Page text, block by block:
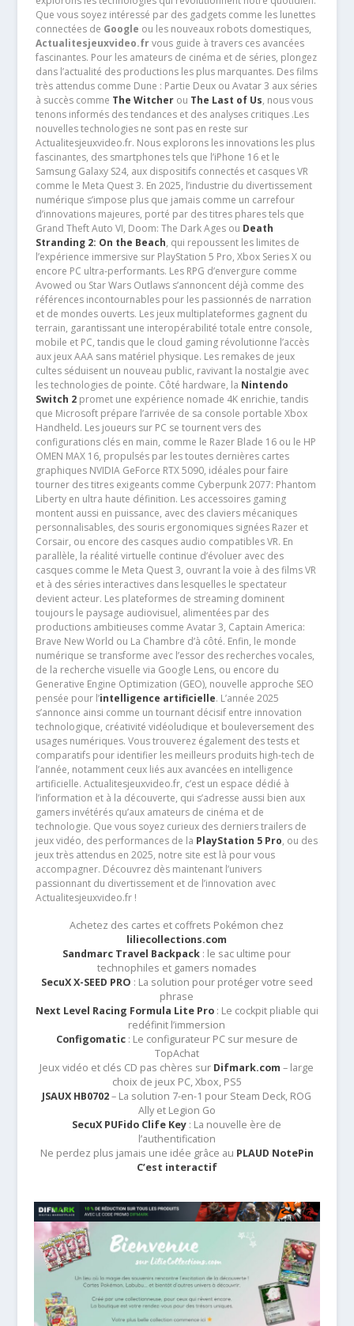
Que vous soyez intéressé par des gadgets comme les lunettes
connectées de Google ou les nouveaux robots domestiques,
Actualitesjeuxvideo.frvous guide à travers ces avancées
fascinantes. Pour les amateurs de cinéma et de séries, plongez
dans l’actualité des productions les plus marquantes. Des films
très attendus comme Dune : Partie Deux ou Avatar 3 aux séries
à succès comme The Witcherou The Last of Us, nous vous
tenons informés des tendances et des analyses critiques .Les
nouvelles technologies ne sont pas en reste sur
Actualitesjeuxvideo.fr. Nous explorons les innovations les plus
fascinantes, des smartphones tels que l’iPhone 16 et le
Samsung Galaxy S24, aux dispositifs connectés et casques VR
comme le Meta Quest 3. En 2025, l’industrie du divertissement
numérique s’impose plus que jamais comme un carrefour
d’innovations majeures, porté par des titres phares tels que
Grand Theft Auto VI, Doom: The Dark Ages ou Death
Stranding 2: On the Beach, qui repoussent les limites de
l’expérience immersive sur PlayStation 5 Pro, Xbox Series X ou
encore PC ultra-performants. Les RPG d’envergure comme
Avowed ou Star Wars Outlaws s’annoncent déjà comme des
références incontournables pour les passionnés de narration
et de mondes ouverts. Les jeux multiplateformes gagnent du
terrain, garantissant une interopérabilité totale entre console,
mobile et PC, tandis que le cloud gaming révolutionne l’accès
aux jeux AAA sans matériel physique. Les remakes de jeux
cultes séduisent un nouveau public, ravivant la nostalgie avec
les technologies de pointe. Côté hardware, la Nintendo
Switch 2promet une expérience nomade 4K enrichie, tandis
que Microsoft prépare l’arrivée de sa console portable Xbox
Handheld. Les joueurs sur PC se tournent vers des
configurations clés en main, comme le Razer Blade 16 ou le HP
OMEN MAX 16, propulsés par les toutes dernières cartes
graphiques NVIDIA GeForce RTX 5090, idéales pour faire
tourner des titres exigeants comme Cyberpunk 2077: Phantom
Liberty en ultra haute définition. Les accessoires gaming
montent aussi en puissance, avec des claviers mécaniques
personnalisables, des souris ergonomiques signées Razer et
Corsair, ou encore des casques audio compatibles VR. En
parallèle, la réalité virtuelle continue d’évoluer avec des
casques comme le Meta Quest 3, ouvrant la voie à des films VR
et à des séries interactives dans lesquelles le spectateur
devient acteur. Les plateformes de streaming dominent
toujours le paysage audiovisuel, alimentées par des
productions ambitieuses comme Avatar 3, Captain America:
Brave New World ou La Chambre d’à côté. Enfin, le monde
numérique se transforme avec l’essor des recherches vocales,
de la recherche visuelle via Google Lens, ou encore du
Generative Engine Optimization (GEO), nouvelle approche SEO
pensée pour l’intelligence artificielle. L’année 2025
s’annonce ainsi comme un tournant décisif entre innovation
technologique, créativité vidéoludique et bouleversement des
usages numériques. Vous trouverez également des tests et
comparatifs pour identifier les meilleurs produits high-tech de
l’année, notamment ceux liés aux avancées en intelligence
artificielle. Actualitesjeuxvideo.fr, c’est un espace dédié à
l’information et à la découverte, qui s’adresse aussi bien aux
gamers invétérés qu’aux amateurs de cinéma et de
technologie. Que vous soyez curieux des derniers trailers de
jeux vidéo, des performances de la PlayStation 5 Pro, ou des
jeux très attendus en 2025, notre site est là pour vous
accompagner. Découvrez dès maintenant l’univers
passionnant du divertissement et de l’innovation avec
Actualitesjeuxvideo.fr !
Achetez des cartes et coffrets Pokémon chez
liliecollections.com
Sandmarc Travel Backpack : le sac ultime pour
technophiles et gamers nomades
SecuX X-SEED PRO : La solution pour protéger votre seed
phrase
Next Level Racing Formula Lite Pro: Le cockpit pliable qui
redéfinit l’immersion
Configomatic: Le configurateur PC sur mesure de
TopAchat
Jeux vidéo et clés CD pas chères sur Difmark.com – large
choix de jeux PC, Xbox, PS5
JSAUX HB0702– La solution 7-en-1 pour Steam Deck, ROG
Ally et Legion Go
SecuX PUFido Clife Key : La nouvelle ère de
l’authentification
Ne perdez plus jamais une idée grâce au PLAUD NotePin
C’est interactif